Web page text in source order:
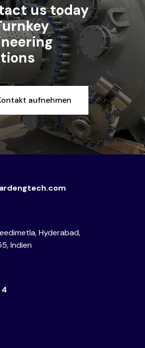
us today
aufnehmen
Hyderabad,
Indien
4